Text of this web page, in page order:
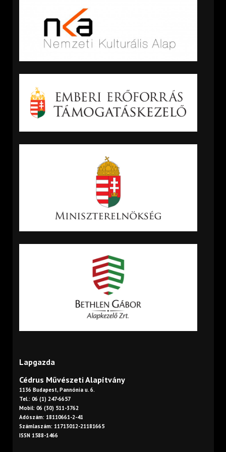
Lapgazda
Cédrus Művészeti Alapítvány
1136 Budapest, Pannónia u. 6.
Tel.: 06 (1) 247-6657
Mobil: 06 (30) 511-3762
Adószám: 18110661-2-41
Számlaszám: 11713012-21181665
ISSN 1588-1466